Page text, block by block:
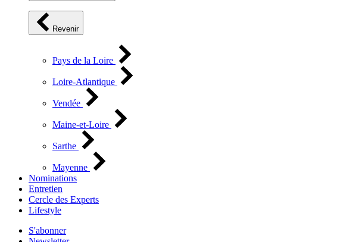
Revenir
Pays de la Loire
Loire-Atlantique
Vendée
Maine-et-Loire
Sarthe
Mayenne
Nominations
Entretien
Cercle des Experts
Lifestyle
S'abonner